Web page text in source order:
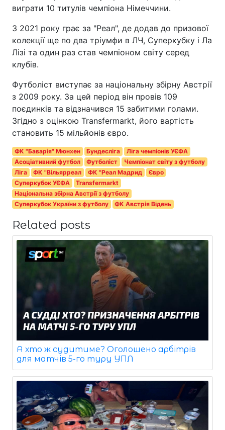
виграти 10 титулів чемпіона Німеччини.
З 2021 року грає за "Реал", де додав до призової
колекції ще по два тріумфи в ЛЧ, Суперкубку і Ла
Лізі та один раз став чемпіоном світу серед
клубів.
Футболіст виступає за національну збірну Австрії
з 2009 року. За цей період він провів 109
поєдинків та відзначився 15 забитими голами.
Згідно з оцінкою Transfermarkt, його вартість
становить 15 мільйонів євро.
ФК "Баварія" Мюнхен Бундесліга
Ліга чемпіонів УЄФА
Асоціативний футбол
Футболіст
Чемпіонат світу з футболу
Ліга
ФК "Вільярреал ФК "Реал Мадрид
Євро
Суперкубок УЄФА
Transfermarkt
Національна збірна Австрії з футболу
Суперкубок України з футболу
ФК Австрія Відень
Related posts
А хто ж судитиме? Оголошено арбітрів
для матчів 5-го туру УПЛ